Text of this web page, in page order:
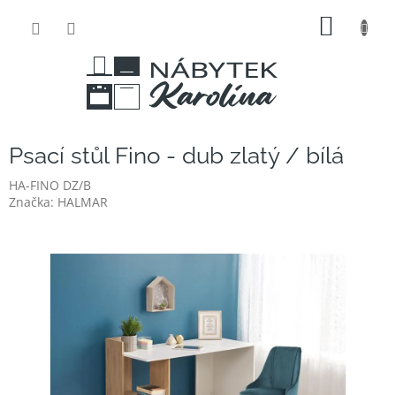
Psací stůl Fino - dub zlatý / bílá
HA-FINO DZ/B
Značka: HALMAR